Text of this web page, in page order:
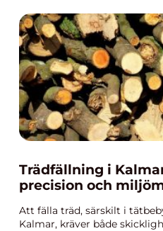
Trädfällning i
precision och
Att fälla träd, särskilt i
Kalmar, kräver både